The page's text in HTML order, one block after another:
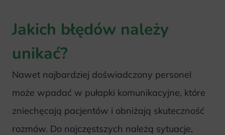
Jakich błędów należy
unikać?
Nawet najbardziej doświadczony personel
może wpadać w pułapki komunikacyjne, które
zniechęcają pacjentów i obniżają skuteczność
rozmów. Do najczęstszych należą sytuacje,